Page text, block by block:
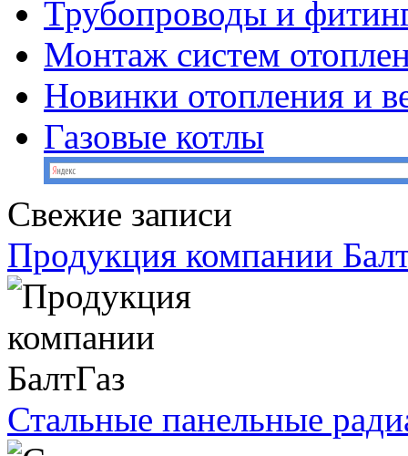
Трубопроводы и
Монтаж систем
Новинки отопления и
Газовые котлы
Свежие записи
Продукция компании
Стальные панельные